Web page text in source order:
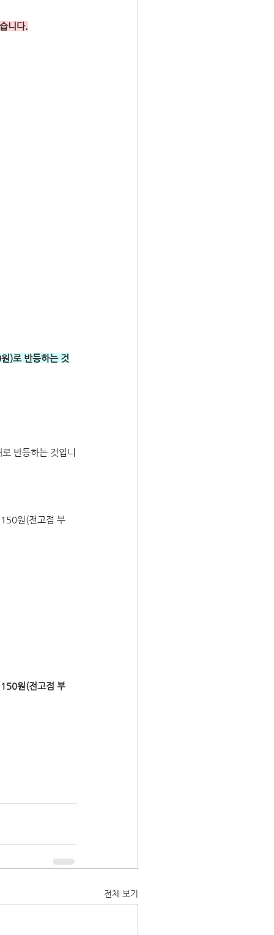
니다.
)로 반등하는 것
반등하는 것입니
원(전고점 부
원(전고점 부
전체 보기